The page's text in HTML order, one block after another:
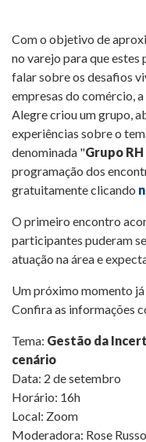
Com o objetivo de
no varejo para que
falar sobre os desafios
empresas do comércio,
Alegre criou um grupo,
experiências sobre o
denominada "Grupo
programação dos
gratuitamente clicando
O primeiro encontro
participantes puderam
atuação na área e
Um próximo momento
Confira as informações
Tema: Gestão da
cenário
Data: 2 de setembro
Horário: 16h
Local: Zoom
Moderadora: Rose